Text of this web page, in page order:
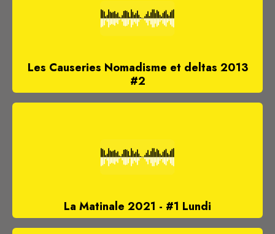
Les Causeries Nomadisme et deltas 2013
#2
La Matinale 2021 - #1 Lundi